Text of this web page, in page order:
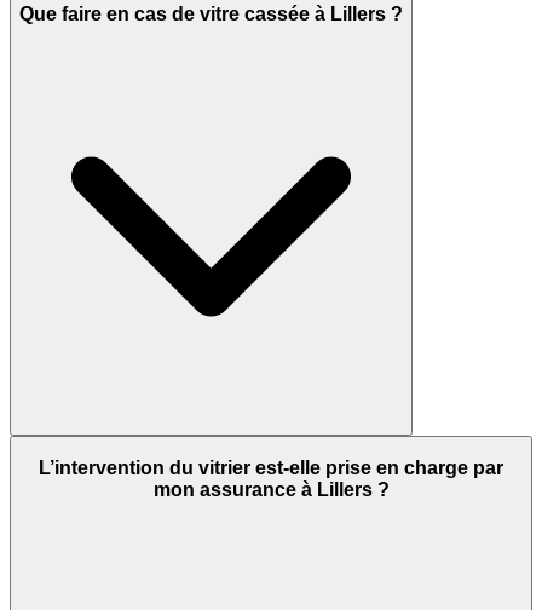
Que faire en cas de vitre cassée à Lillers ?
L’intervention du vitrier est-elle prise en charge par
mon assurance à Lillers ?